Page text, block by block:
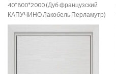
40*800*2000 (Дуб французский
КАПУЧИНО Лакобель Перламутр)